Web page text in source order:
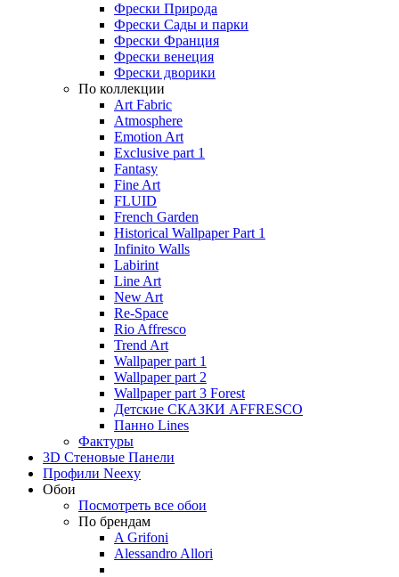
Фрески Природа
Фрески Сады и парки
Фрески Франция
Фрески венеция
Фрески дворики
По коллекции
Art Fabric
Atmosphere
Emotion Art
Exclusive part 1
Fantasy
Fine Art
FLUID
French Garden
Historical Wallpaper Part 1
Infinito Walls
Labirint
Line Art
New Art
Re-Space
Rio Affresco
Trend Art
Wallpaper part 1
Wallpaper part 2
Wallpaper part 3 Forest
Детские СКАЗКИ AFFRESCO
Панно Lines
Фактуры
3D Стеновые Панели
Профили Neexy
Обои
Посмотреть все обои
По брендам
A Grifoni
Alessandro Allori